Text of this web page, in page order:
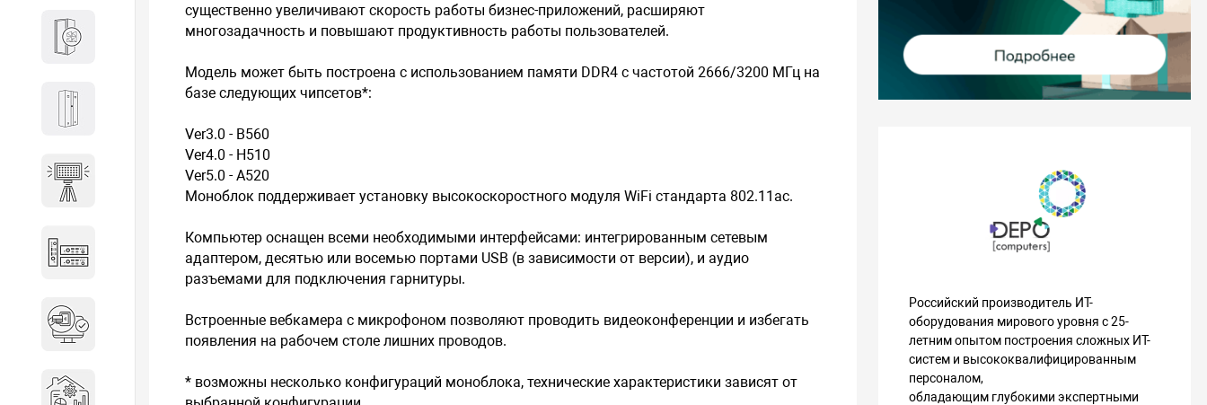
Осветительные установки
Промышленное оборудование
Система контроля управления
Системы мониторинга и
аналитики эксплуатации
существенно увеличивают скорость работы бизнес-приложений, расширяют
многозадачность и повышают продуктивность работы пользователей.
Модель может быть построена с использованием памяти DDR4 с частотой 2666/3200 МГц на
базе следующих чипсетов*:
Ver3.0 - B560
Ver4.0 - H510
Ver5.0 - A520
Моноблок поддерживает установку высокоскоростного модуля WiFi стандарта 802.11ac.
Компьютер оснащен всеми необходимыми интерфейсами: интегрированным сетевым
адаптером, десятью или восемью портами USB (в зависимости от версии), и аудио
разъемами для подключения гарнитуры.
Встроенные вебкамера с микрофоном позволяют проводить видеоконференции и избегать
появления на рабочем столе лишних проводов.
* возможны несколько конфигураций моноблока, технические характеристики зависят от
Российский производитель ИТ-
оборудования мирового уровня с 25-
летним опытом построения сложных ИТ-
систем и высококвалифицированным
персоналом,
обладающим глубокими экспертными